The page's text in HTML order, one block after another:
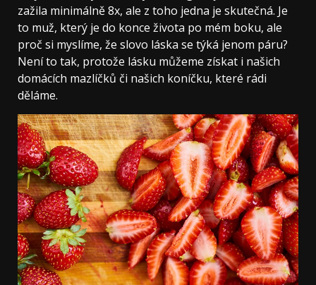
zažila minimálně 8x, ale z toho jedna je skutečná. Je
to muž, který je do konce života po mém boku, ale
proč si myslíme, že slovo láska se týká jenom páru?
Není to tak, protože lásku můžeme získat i našich
domácích mazlíčků či našich koníčku, které rádi
děláme.